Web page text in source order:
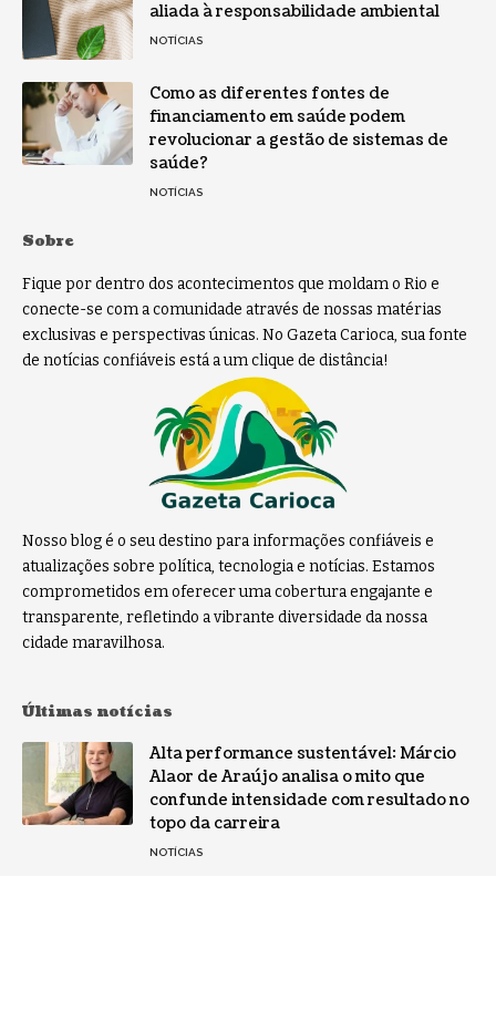
aliada à responsabilidade ambiental
NOTÍCIAS
Como as diferentes fontes de
financiamento em saúde podem
revolucionar a gestão de sistemas de
saúde?
NOTÍCIAS
Sobre
Fique por dentro dos acontecimentos que moldam o Rio e
conecte-se com a comunidade através de nossas matérias
exclusivas e perspectivas únicas. No Gazeta Carioca, sua fonte
de notícias confiáveis está a um clique de distância!
Nosso blog é o seu destino para informações confiáveis e
atualizações sobre política, tecnologia e notícias. Estamos
comprometidos em oferecer uma cobertura engajante e
transparente, refletindo a vibrante diversidade da nossa
cidade maravilhosa.
Últimas notícias
Alta performance sustentável: Márcio
Alaor de Araújo analisa o mito que
confunde intensidade com resultado no
topo da carreira
NOTÍCIAS